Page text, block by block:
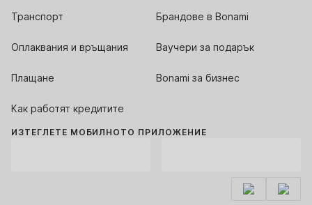
Транспорт
Оплаквания и връщания
Плащане
Как работят кредитите
Брандове в Bonami
Ваучери за подарък
Bonami за бизнес
ИЗТЕГЛЕТЕ МОБИЛНОТО ПРИЛОЖЕНИЕ